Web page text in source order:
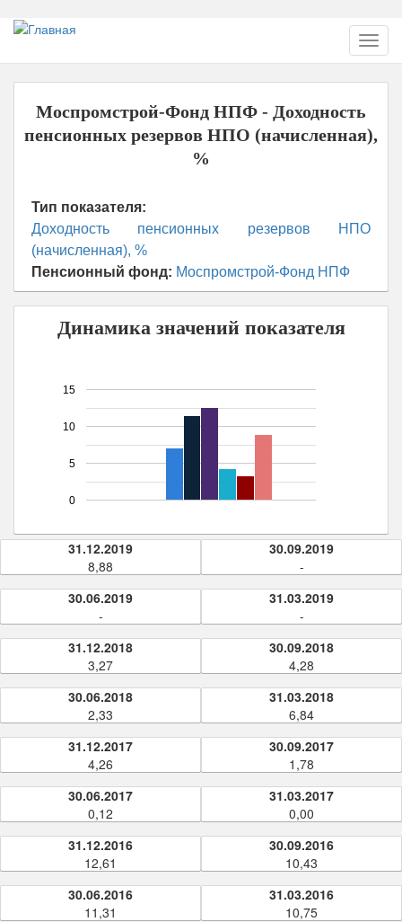
Перейти
основному
содержанию
Моспромстрой-Фонд НПФ - Доходность
пенсионных резервов НПО (начисленная),
%
Тип показателя:
Доходность пенсионных резервов НПО
(начисленная), %
Пенсионный фонд: Моспромстрой-Фонд НПФ
Динамика значений показателя
0
5
10
15
31.12.2019
8,88
30.09.2019
-
30.06.2019
-
31.03.2019
-
31.12.2018
3,27
30.09.2018
4,28
30.06.2018
2,33
31.03.2018
6,84
31.12.2017
4,26
30.09.2017
1,78
30.06.2017
0,12
31.03.2017
0,00
31.12.2016
12,61
30.09.2016
10,43
30.06.2016
11,31
31.03.2016
10,75